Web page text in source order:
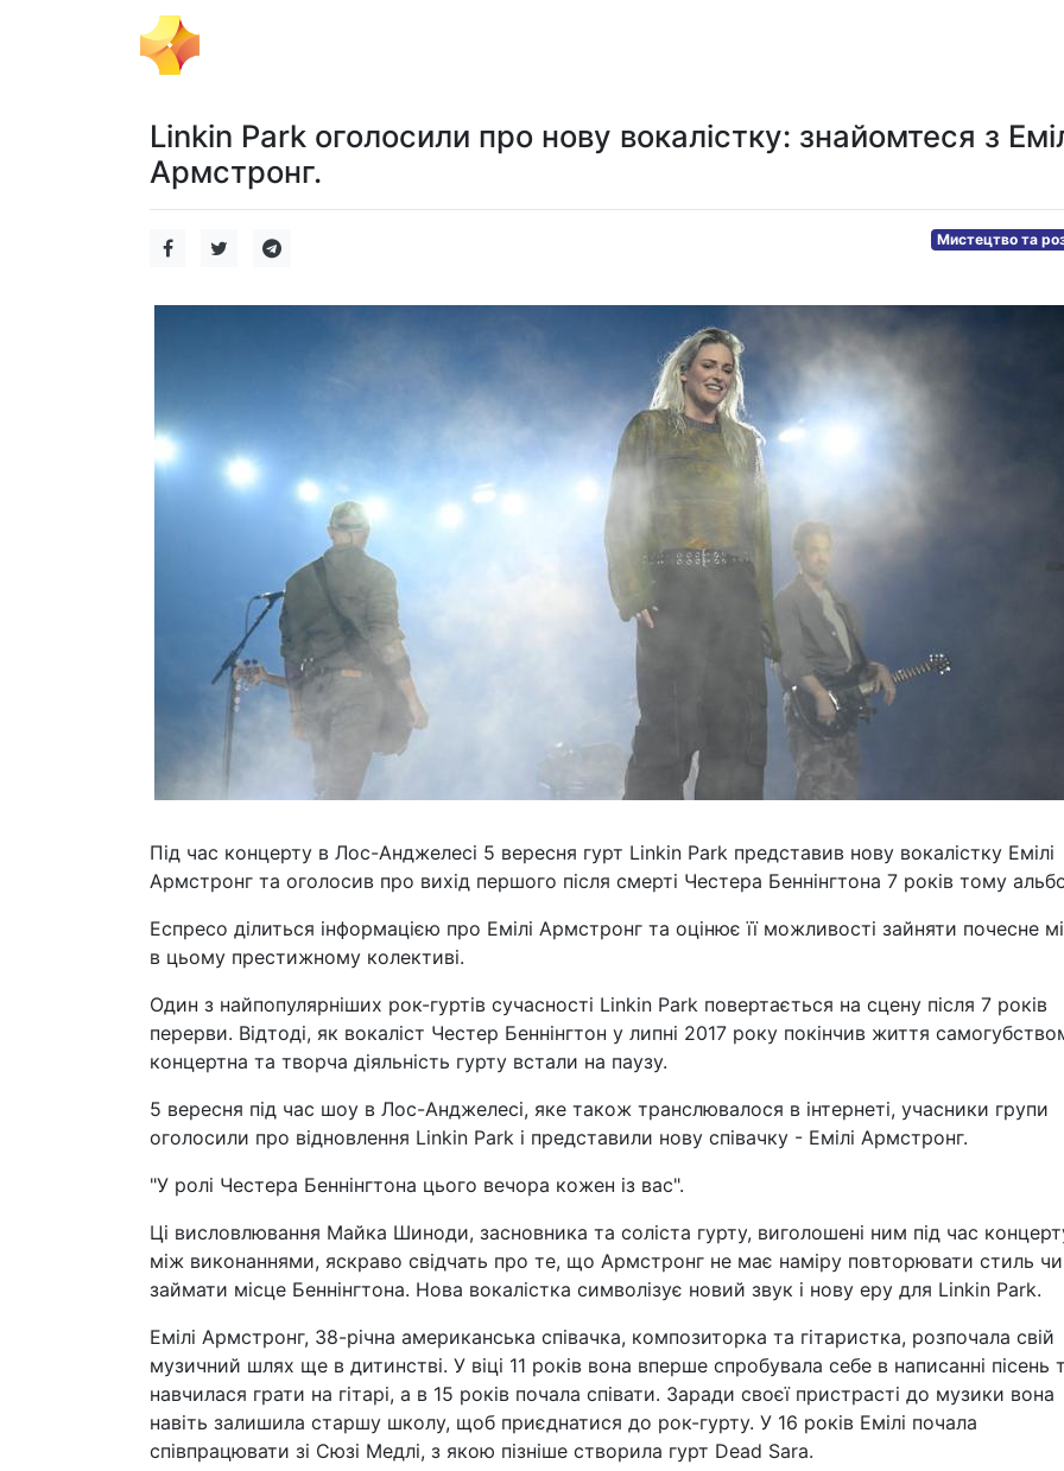
Linkin Park оголосили про нову вокалістку: знайомтеся з
Армстронг.
Мистецтво та
Під час концерту в Лос-Анджелесі 5 вересня гурт Linkin Park представив нову вокалістку Емілі
Армстронг та оголосив про вихід першого після смерті Честера Беннінгтона 7 років тому
Еспресо ділиться інформацією про Емілі Армстронг та оцінює її можливості зайняти почесне
в цьому престижному колективі.
Один з найпопулярніших рок-гуртів сучасності Linkin Park повертається на сцену після 7 років
перерви. Відтоді, як вокаліст Честер Беннінгтон у липні 2017 року покінчив життя
концертна та творча діяльність гурту встали на паузу.
5 вересня під час шоу в Лос-Анджелесі, яке також транслювалося в інтернеті, учасники групи
оголосили про відновлення Linkin Park і представили нову співачку - Емілі Армстронг.
"У ролі Честера Беннінгтона цього вечора кожен із вас".
Ці висловлювання Майка Шиноди, засновника та соліста гурту, виголошені ним під час
між виконаннями, яскраво свідчать про те, що Армстронг не має наміру повторювати стиль чи
займати місце Беннінгтона. Нова вокалістка символізує новий звук і нову еру для Linkin Park.
Емілі Армстронг, 38-річна американська співачка, композиторка та гітаристка, розпочала свій
музичний шлях ще в дитинстві. У віці 11 років вона вперше спробувала себе в написанні пісень
навчилася грати на гітарі, а в 15 років почала співати. Заради своєї пристрасті до музики вона
навіть залишила старшу школу, щоб приєднатися до рок-гурту. У 16 років Емілі почала
співпрацювати зі Сюзі Медлі, з якою пізніше створила гурт Dead Sara.